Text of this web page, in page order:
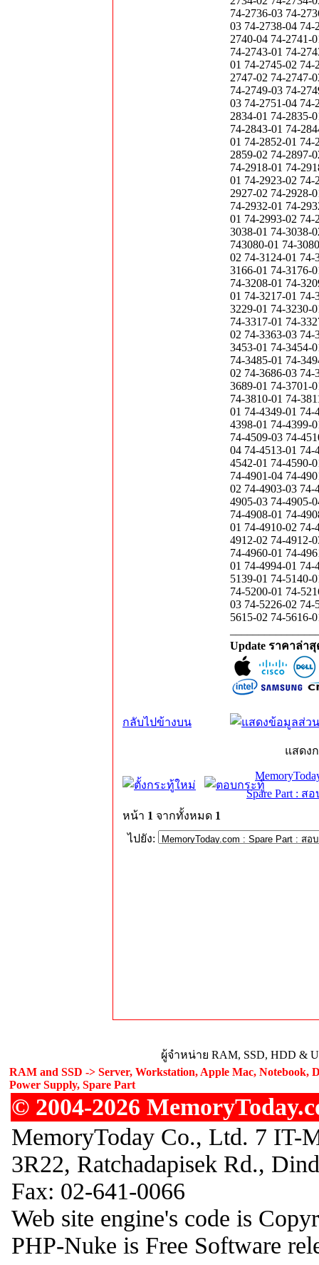
Update ราคาล่า
กลับไปข้างบน
แสดง
Spare Part : ส
หน้า 1 จากทั้งหมด 1
ไปยัง:
ผู้จำหน่าย RAM, SSD, HDD &
RAM and SSD -> Server, Workstation, Apple Mac, Notebook,
Power Supply, Spare Part
© 2004-2026
MemoryToday Co., Ltd. 7 IT-
3R22, Ratchadapisek Rd.,
Fax: 02-641-0066
Web site engine's code is
PHP-Nuke is Free Software